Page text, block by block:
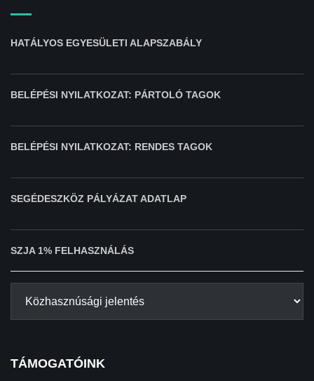
HATÁLYOS EGYESÜLETI ALAPSZABÁLY
BELÉPÉSI NYILATKOZAT: PÁRTOLÓ TAGOK
BELÉPÉSI NYILATKOZAT: RENDES TAGOK
SEGÉDESZKÖZ PÁLYÁZAT ADATLAP
SZJA 1% FELHASZNÁLÁS
TÁMOGATÓINK